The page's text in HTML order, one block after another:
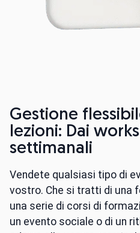
Gestione
lezioni: Dai
settimanali
Vendete qualsiasi tipo di
vostro. Che si tratti di una
una serie di corsi di
un evento sociale o di un